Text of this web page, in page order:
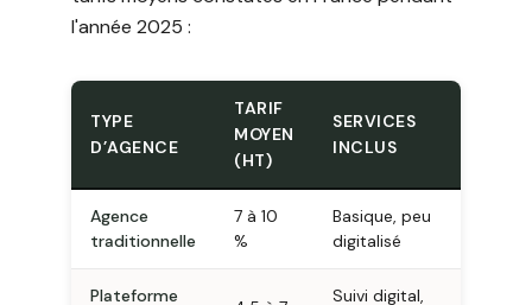
l'année 2025 :
TYPE
D’AGENCE
TARIF
MOYEN
(HT)
SERVICES
INCLUS
Agence
traditionnelle
7 à 10
%
Basique, peu
digitalisé
Plateforme
Suivi digital,